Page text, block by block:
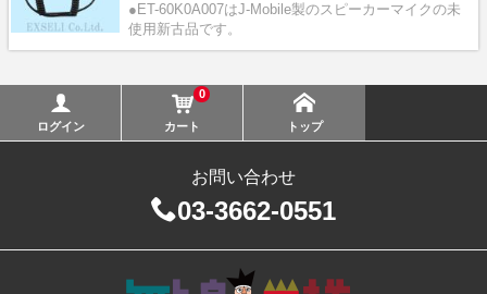
●ET-60K0A007はJ-Mobile製のスピーカーマイクの未
使用新古品です。
ログイン
0
カート トップ
お問い合わせ
03-3662-0551